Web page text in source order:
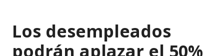
Los desempleados
podrán aplazar el 50%